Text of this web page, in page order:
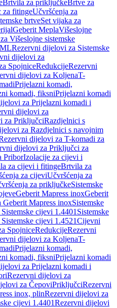
Brtvila za priključkeBrtve za
za fitingeUčvršćenja za
brtveSet vijaka za
Geberit MeplaVišeslojne
Višeslojne sistemske
Rezervni dijelovi za Sistemske
dijelovi za
SpojniceRedukcijeRezervni
dijelovi za KoljenaT-
Prijelazni komadi,
komadi, fiksniPrijelazni komadi
za Prijelazni komadi i
dijelovi za
za PriključciRazdjelnici s
za Razdjelnici s navojnim
dijelovi za T-komadi za
dijelovi za Priključci za
PriborIzolacije za cijevi i
za cijevi i fitingeBrtvila za
za cijeviUčvršćenja za
za priključkeSistemske
Geberit Mapress inoxGeberit
Mapress inoxSistemske
cijevi 1.4401 Sistemske
cijevi 1.4521Cijevni
SpojniceRedukcijeRezervni
dijelovi za KoljenaT-
Prijelazni komadi,
komadi, fiksniPrijelazni komadi
za Prijelazni komadi i
Rezervni dijelovi za
za ČepoviPriključciRezervni
inox, plinRezervni dijelovi za
cijevi 1.4401Rezervni dijelovi